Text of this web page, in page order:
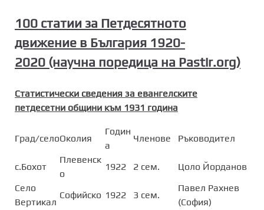
100 статии за Петдесятното
движение в България 1920-
2020 (научна поредица на Pastir.org)
Статистически сведения за евангелските
петдесетни общини към 1931 година
Град/селоОколия
Годин
а
Членове Ръководител
с.Бохот
Плевенск
о
1922 2 сем.
Цоло Йорданов
Село
Вертикал
Софийско 1922 3 сем.
Павел Рахнев
(София)